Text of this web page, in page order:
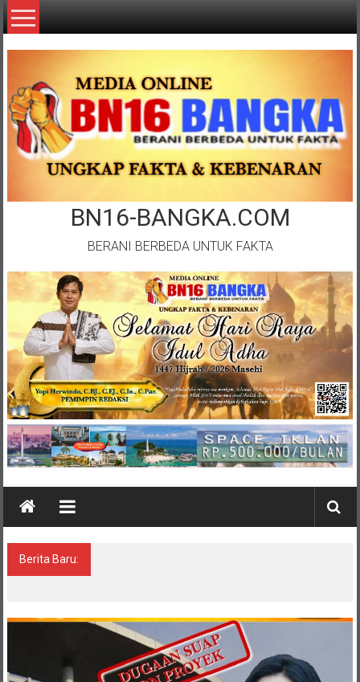
Lompat
ke
BN16-BANGKA.COM
BERANI BERBEDA UNTUK FAKTA
Berita Baru: